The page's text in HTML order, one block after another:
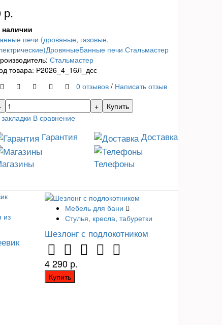
р.
наличии
печи (дровяные, газовые,
ДровяныеБанные печи Стальмастер
Стальмастер
товара: Р2026_4_16Л_дсс
0 отзывов / Написать отзыв
Купить
В сравнение
Гарантия Доставка
Телефоны
из
Мебель для бани
Стулья, кресла, табуретки
Шезлонг с подлокотником
4 290 р.
Купить